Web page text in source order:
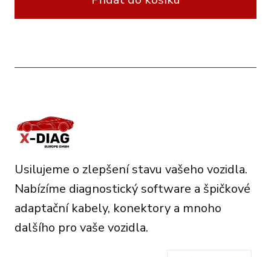
Usilujeme o zlepšení stavu vašeho vozidla.
Nabízíme diagnostický software a špičkové
adaptační kabely, konektory a mnoho
dalšího pro vaše vozidla.